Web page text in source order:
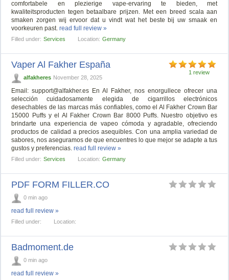
comfortabele en plezierige vape-ervaring te bieden, met
kwaliteitsproducten tegen betaalbare prijzen. Met een breed scala aan
smaken zorgen wij ervoor dat u vindt wat het beste bij uw smaak en
voorkeuren past.read full review »
Filled under: Services Location: Germany
1 review
Vaper Al Fakher España
alfakheres November 28, 2025
Email:support@alfakher.es En Al Fakher, nos enorgullece ofrecer una
selección cuidadosamente elegida de cigarrillos electrónicos
desechables de las marcas más confiables, como el Al Fakher Crown Bar
15000 Puffs y el Al Fakher Crown Bar 8000 Puffs. Nuestro objetivo es
brindarte una experiencia de vapeo cómoda y agradable, ofreciendo
productos de calidad a precios asequibles. Con una amplia variedad de
sabores, nos aseguramos de que encuentres lo que mejor se adapte a tus
gustos y preferencias.read full review »
Filled under: Services Location: Germany
PDF FORM FILLER.CO
0 min ago
read full review »
Filled under: Location:
Badmoment.de
0 min ago
read full review »